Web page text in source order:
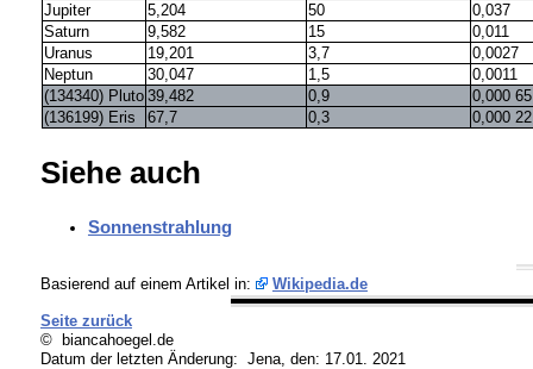
Jupiter
5,204 50
0,037
Saturn
9,582 15
0,011
Uranus
19,201 3,7
0,0027
Neptun
30,047 1,5
0,0011
(134340) Pluto 39,482 0,9
0,000 65
(136199) Eris
67,7 0,3 0,000 22
Siehe auch
Sonnenstrahlung
Basierend auf einem Artikel in: Wikipedia.de
Seite zurück
© biancahoegel.de
Datum der letzten Änderung: Jena, den: 17.01. 2021